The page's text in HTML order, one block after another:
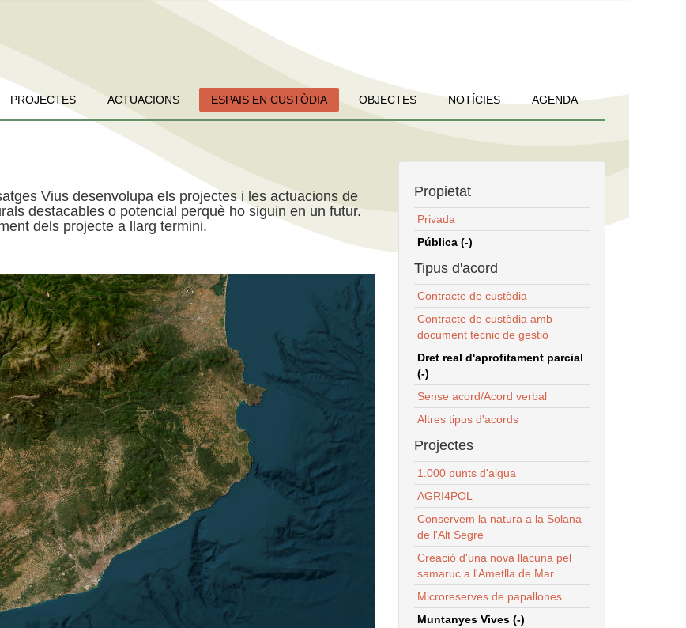
PROJECTES ACTUACIONS ESPAIS EN CUSTÒDIA OBJECTES NOTÍCIES AGENDA
Vius desenvolupa els projectes i les actuacions de
destacables o potencial perquè ho siguin en un futur.
dels projecte a llarg termini.
Propietat
Privada
Pública (-)
Tipus d'acord
Contracte de custòdia
Contracte de custòdia amb
document tècnic de gestió
Dret real d'aprofitament parcial
(-)
Sense acord/Acord verbal
Altres tipus d'acords
Projectes
1.000 punts d'aigua
AGRI4POL
Conservem la natura a la Solana
de l'Alt Segre
Creació d'una nova llacuna pel
samaruc a l'Ametlla de Mar
Microreserves de papallones
Muntanyes Vives (-)